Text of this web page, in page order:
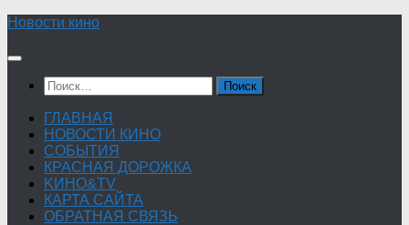
Skip
content
Новости кино
Найти:
ГЛАВНАЯ
НОВОСТИ КИНО
СОБЫТИЯ
КРАСНАЯ ДОРОЖКА
KИНО&TV
КАРТА САЙТА
ОБРАТНАЯ СВЯЗЬ